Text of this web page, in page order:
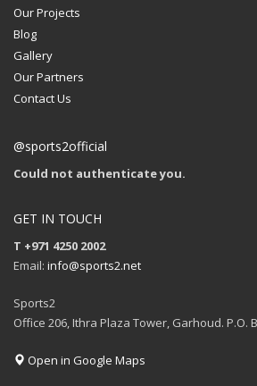
Our Projects
Blog
Gallery
Our Partners
Contact Us
@sports2official
Could not authenticate you.
GET IN TOUCH
T +971 4250 2002
Email: info@sports2.net
Sports2
Office 206, Ithra Plaza Tower, Garhoud. P.O.
Open in Google Maps